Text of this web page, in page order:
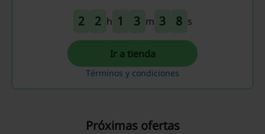
2
2 h 1 3 m 3 8 s
Ir a tienda
Términos y condiciones
Próximas ofertas